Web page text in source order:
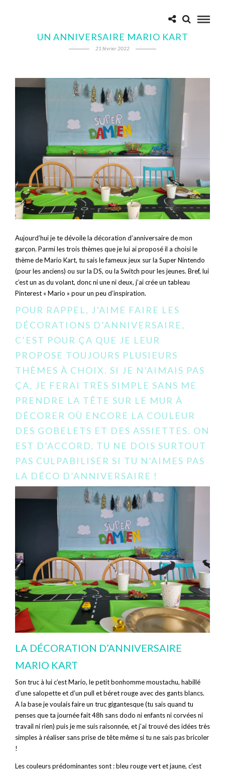
UN ANNIVERSAIRE MARIO KART
21 février 2022
Aujourd’hui je te dévoile la décoration d’anniversaire de mon
garçon. Parmi les trois thèmes que je lui ai proposé il a choisi le
thème de Mario Kart, tu sais le fameux jeux sur la Super Nintendo
(pour les anciens) ou sur la DS, ou la Switch pour les jeunes. Bref, lui
c’est un as du volant, donc ni une ni deux, j’ai crée un tableau
Pinterest « Mario » pour un peu d’inspiration.
POUR RAPPEL, J’AIME FAIRE LES
DÉCORATIONS D’ANNIVERSAIRE,
C’EST POUR ÇA QUE JE LEUR
PROPOSE TOUJOURS PLUSIEURS
THÈMES À CHOIX. SI JE N’AIMAIS PAS
ÇA, JE FERAI TRÈS SIMPLE SANS ME
PRENDRE LA TÊTE SUR LE MUR À
DÉCORER OÙ ENCORE LA COULEUR
DES GOBELETS ET DES ASSIETTES. ON
EST D’ACCORD, TU NE DOIS SURTOUT
PAS CULPABILISER SI TU N’AIMES PAS
LA DÉCO D’ANNIVERSAIRE !
LA DÉCORATION D’ANNIVERSAIRE
MARIO KART
Son truc à lui c’est Mario, le petit bonhomme moustachu, habillé
d’une salopette et d’un pull et béret rouge avec des gants blancs.
A la base je voulais faire un truc gigantesque (tu sais quand tu
penses que ta journée fait 48h sans dodo ni enfants ni corvées ni
travail ni rien) puis je me suis raisonnée, et j’ai trouvé des idées très
simples à réaliser sans prise de tête même si tu ne sais pas bricoler
!
Les couleurs prédominantes sont : bleu rouge vert et jaune, c’est